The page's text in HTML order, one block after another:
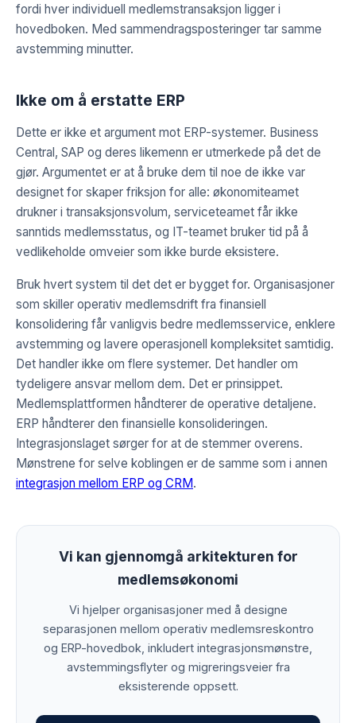
fordi hver individuell medlemstransaksjon ligger i
hovedboken. Med sammendragsposteringer tar samme
avstemming minutter.
Ikke om å erstatte ERP
Dette er ikke et argument mot ERP-systemer. Business
Central, SAP og deres likemenn er utmerkede på det de
gjør. Argumentet er at å bruke dem til noe de ikke var
designet for skaper friksjon for alle: økonomiteamet
drukner i transaksjonsvolum, serviceteamet får ikke
sanntids medlemsstatus, og IT-teamet bruker tid på å
vedlikeholde omveier som ikke burde eksistere.
Bruk hvert system til det det er bygget for. Organisasjoner
som skiller operativ medlemsdrift fra finansiell
konsolidering får vanligvis bedre medlemsservice, enklere
avstemming og lavere operasjonell kompleksitet samtidig.
Det handler ikke om flere systemer. Det handler om
tydeligere ansvar mellom dem. Det er prinsippet.
Medlemsplattformen håndterer de operative detaljene.
ERP håndterer den finansielle konsolideringen.
Integrasjonslaget sørger for at de stemmer overens.
Mønstrene for selve koblingen er de samme som i annen
integrasjon mellom ERP og CRM.
Vi kan gjennomgå arkitekturen for
medlemsøkonomi
Vi hjelper organisasjoner med å designe
separasjonen mellom operativ medlemsreskontro
og ERP-hovedbok, inkludert integrasjonsmønstre,
avstemmingsflyter og migreringsveier fra
eksisterende oppsett.